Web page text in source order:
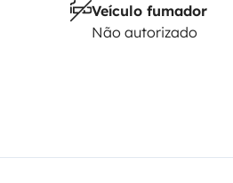
Veículo fumador
Não autorizado